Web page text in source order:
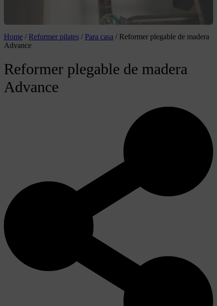
Home / Reformer pilates / Para casa / Reformer plegable de madera
Advance
Reformer plegable de madera
Advance